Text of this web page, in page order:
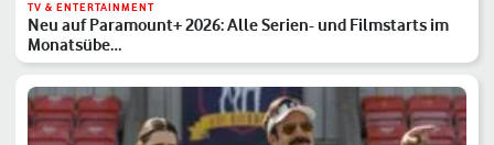
TV & ENTERTAINMENT
Neu auf Paramount+ 2026: Alle Serien- und Filmstarts im
Monatsübe…